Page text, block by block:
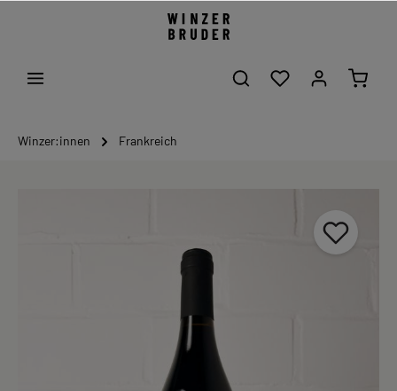
Winzer:innen Frankreich